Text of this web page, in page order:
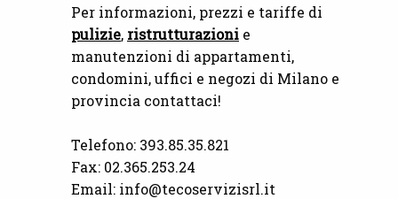
Per informazioni, prezzi e tariffe di
pulizie, ristrutturazioni e
manutenzioni di appartamenti,
condomini, uffici e negozi di Milano e
provincia contattaci!
Telefono: 393.85.35.821
Fax: 02.365.253.24
Email: info@tecoservizisrl.it